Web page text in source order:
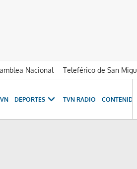
Nacional Teleférico de San
DEPORTES TVN RADIO